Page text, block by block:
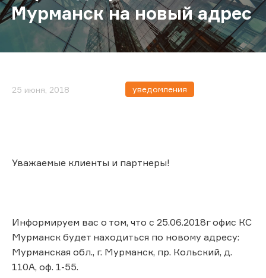
Мурманск на новый адрес
25 июня, 2018 уведомления
Уважаемые клиенты и партнеры!
Информируем вас о том, что с 25.06.2018г офис КС
Мурманск будет находиться по новому адресу:
Мурманская обл., г. Мурманск, пр. Кольский, д.
110А, оф. 1-55.